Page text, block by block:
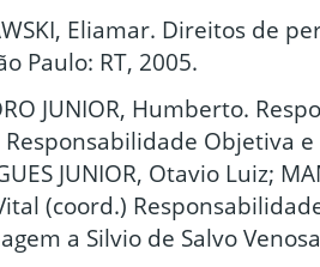
Eliamar. Direitos de
Paulo: RT, 2005.
JUNIOR, Humberto.
Responsabilidade Objetiva
JUNIOR, Otavio Luiz;
(coord.)
a Silvio de Salvo